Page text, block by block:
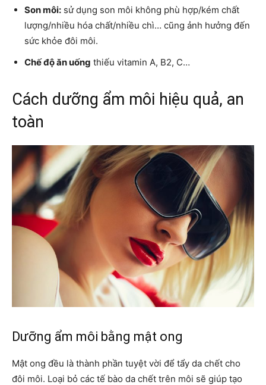
Son môi: sử dụng son môi không phù hợp/kém chất
lượng/nhiều hóa chất/nhiều chì… cũng ảnh hưởng đến
sức khỏe đôi môi.
Chế độ ăn uống thiếu vitamin A, B2, C…
Cách dưỡng ẩm môi hiệu quả, an
toàn
Dưỡng ẩm môi bằng mật ong
Mật ong đều là thành phần tuyệt vời để tẩy da chết cho
đôi môi. Loại bỏ các tế bào da chết trên môi sẽ giúp tạo